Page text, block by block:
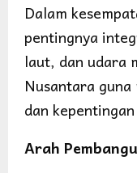
Dalam
pentingnya
laut, dan udara
Nusantara
dan
Arah